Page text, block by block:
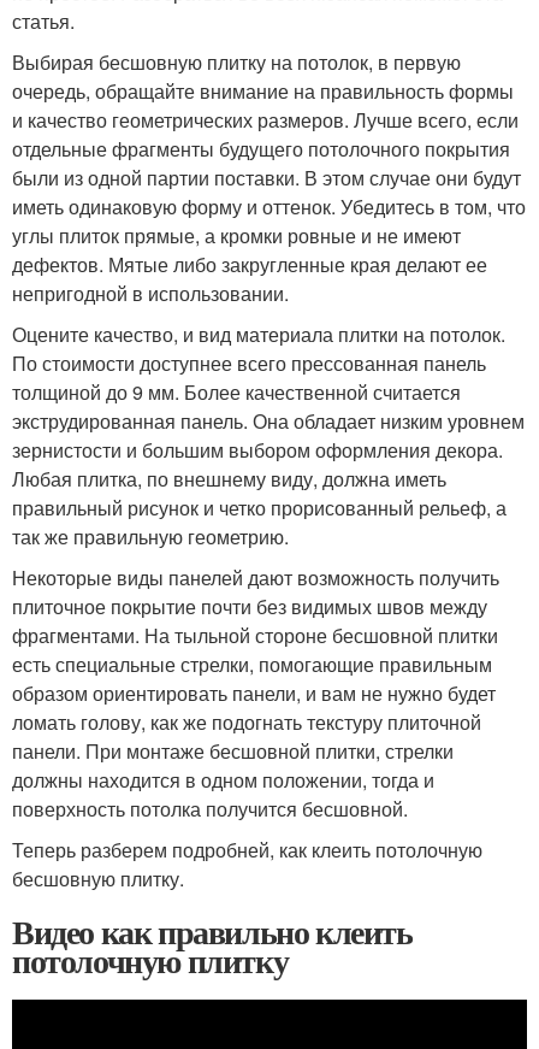
статья.
Выбирая бесшовную плитку на потолок, в первую
очередь, обращайте внимание на правильность формы
и качество геометрических размеров. Лучше всего, если
отдельные фрагменты будущего потолочного покрытия
были из одной партии поставки. В этом случае они будут
иметь одинаковую форму и оттенок. Убедитесь в том, что
углы плиток прямые, а кромки ровные и не имеют
дефектов. Мятые либо закругленные края делают ее
непригодной в использовании.
Оцените качество, и вид материала плитки на потолок.
По стоимости доступнее всего прессованная панель
толщиной до 9 мм. Более качественной считается
экструдированная панель. Она обладает низким уровнем
зернистости и большим выбором оформления декора.
Любая плитка, по внешнему виду, должна иметь
правильный рисунок и четко прорисованный рельеф, а
так же правильную геометрию.
Некоторые виды панелей дают возможность получить
плиточное покрытие почти без видимых швов между
фрагментами. На тыльной стороне бесшовной плитки
есть специальные стрелки, помогающие правильным
образом ориентировать панели, и вам не нужно будет
ломать голову, как же подогнать текстуру плиточной
панели. При монтаже бесшовной плитки, стрелки
должны находится в одном положении, тогда и
поверхность потолка получится бесшовной.
Теперь разберем подробней, как клеить потолочную
бесшовную плитку.
Видео как правильно клеить
потолочную плитку